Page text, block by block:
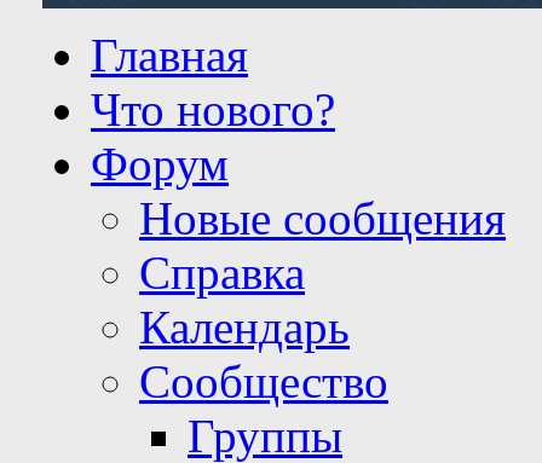
Главная
Что нового?
Форум
Новые сообщения
Справка
Календарь
Сообщество
Группы